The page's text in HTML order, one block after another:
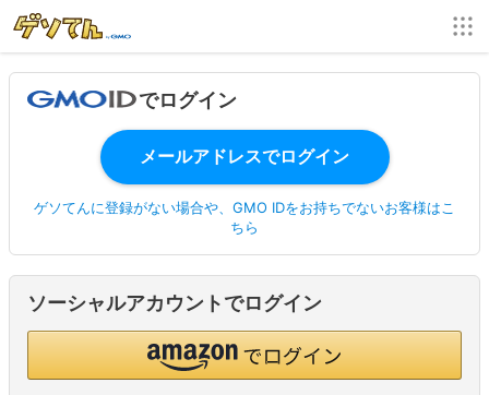
でログイン
ゲソてんに登録がない場合や、GMO IDをお持ちでないお客様はこ
ちら
ソーシャルアカウントでログイン